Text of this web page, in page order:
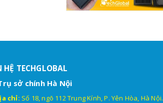
HỆ TECHGLOBAL
sở chính Hà Nội
chỉ: Số 18, ngõ 112 Trung Kính, P. Yên Hòa, Hà Nội.